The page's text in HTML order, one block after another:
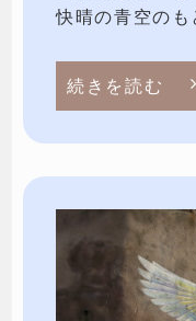
快晴の青空の
続きを読む